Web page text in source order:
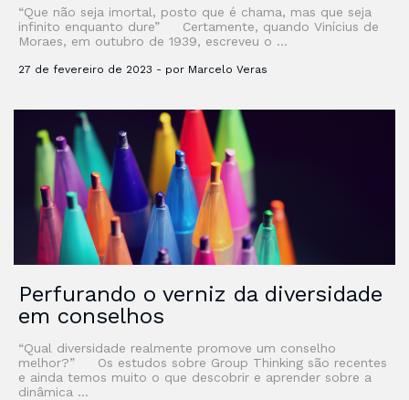
“Que não seja imortal, posto que é chama, mas que seja
infinito enquanto dure” Certamente, quando Vinícius de
Moraes, em outubro de 1939, escreveu o …
27 de fevereiro de 2023 - por Marcelo Veras
Perfurando o verniz da diversidade
em conselhos
“Qual diversidade realmente promove um conselho
melhor?” Os estudos sobre Group Thinking são recentes
e ainda temos muito o que descobrir e aprender sobre a
dinâmica …